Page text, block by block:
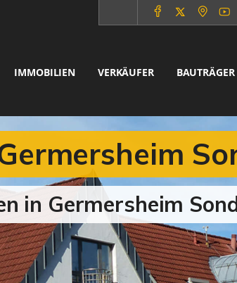
IMMOBILIEN VERKÄUFER BAUTRÄGER
in Germersheim